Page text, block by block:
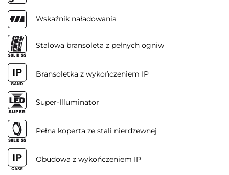
Wskaźnik naładowania
Stalowa bransoleta z pełnych ogniw
Bransoletka z wykończeniem IP
Super-Illuminator
Pełna koperta ze stali nierdzewnej
Obudowa z wykończeniem IP